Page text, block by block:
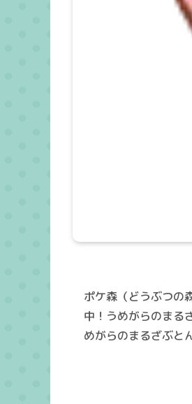
ポケ森（どうぶつの
中！うめがらのまる
めがらのまるざぶと